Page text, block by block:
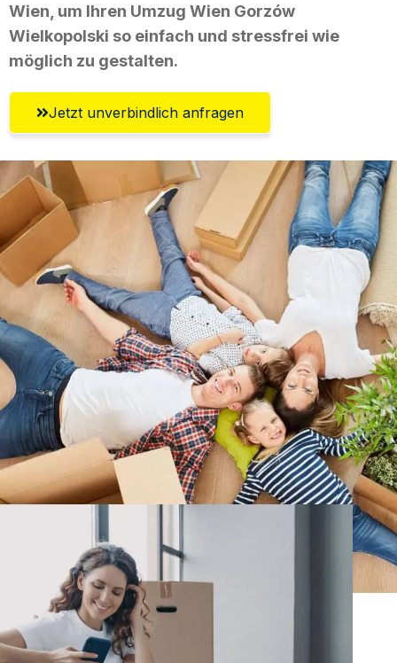
Wien, um Ihren Umzug Wien Gorzów
Wielkopolski so einfach und stressfrei wie
möglich zu gestalten.
Jetzt unverbindlich anfragen